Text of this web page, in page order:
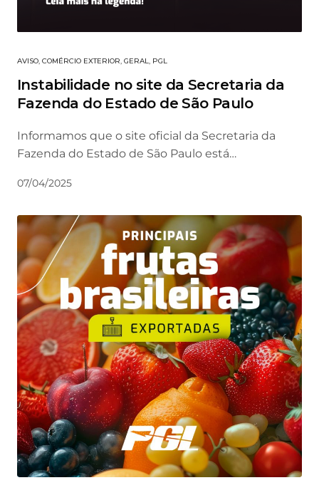
AVISO, COMÉRCIO EXTERIOR, GERAL, PGL
Instabilidade no site da Secretaria da
Fazenda do Estado de São Paulo
Informamos que o site oficial da Secretaria da
Fazenda do Estado de São Paulo está…
07/04/2025